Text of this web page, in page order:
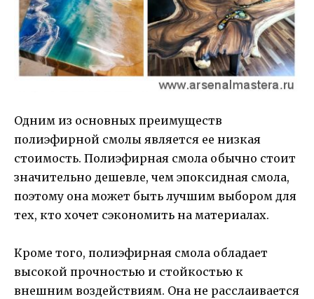
Одним из основных преимуществ
полиэфирной смолы является ее низкая
стоимость. Полиэфирная смола обычно стоит
значительно дешевле, чем эпоксидная смола,
поэтому она может быть лучшим выбором для
тех, кто хочет сэкономить на материалах.
Кроме того, полиэфирная смола обладает
высокой прочностью и стойкостью к
внешним воздействиям. Она не расслаивается